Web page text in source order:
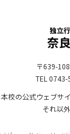
独立
奈
〒639-
TEL 0743-
本校の公式ウェブサ
それ以